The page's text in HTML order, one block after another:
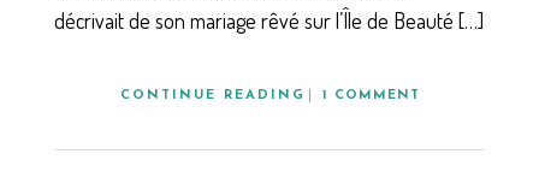
décrivait de son mariage rêvé sur l’Île de Beauté […]
CONTINUE READING 1 COMMENT